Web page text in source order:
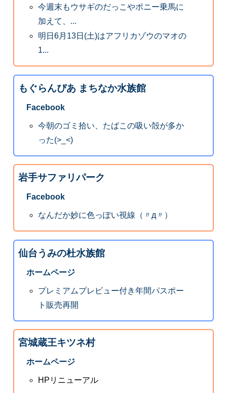
今週末もウサギのだっこやポニー乗馬に
加えて、...
明日6月13日(土)はアフリカゾウのマオの
1...
もぐらんぴあ まちなか水族館
Facebook
今朝のゴミ拾い、たばこの吸い殻が多か
った(>_<)
岩手サファリパーク
Facebook
なんだか妙に色っぽい視線（〃д〃）
仙台うみの杜水族館
ホームページ
プレミアムプレビュー付き年間パスポー
ト販売再開
宮城蔵王キツネ村
ホームページ
HPリニューアル